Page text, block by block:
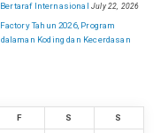
Internasional July 22, 2026
Tahun 2026, Program
Koding dan Kecerdasan
F S S